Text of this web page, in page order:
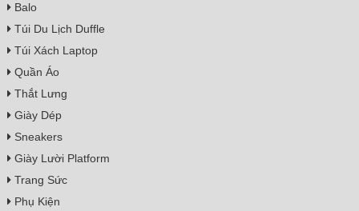
Balo
Túi Du Lịch Duffle
Túi Xách Laptop
Quần Áo
Thắt Lưng
Giày Dép
Sneakers
Giày Lười Platform
Trang Sức
Phụ Kiện